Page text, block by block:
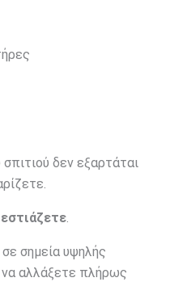
σπιτιού δεν εξαρτάται
εστιάζετε.
σε σημεία υψηλής
να αλλάξετε πλήρως